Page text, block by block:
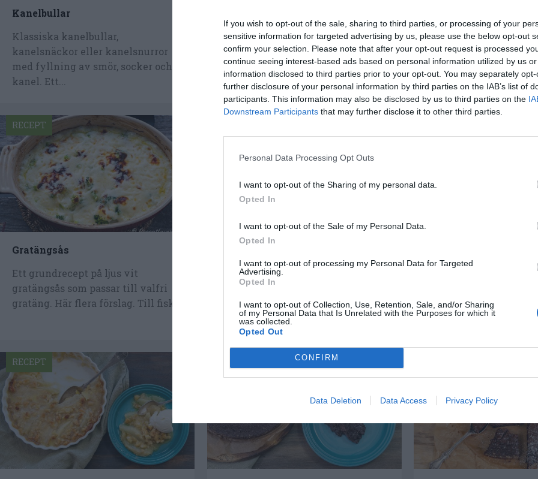
If you wish to opt-out of the sale, sharing to third parties, or processing of your
sensitive information for targeted advertising by us, please use the below opt-out
confirm your selection. Please note that after your opt-out request is processed
continue seeing interest-based ads based on personal information utilized by us
information disclosed to third parties prior to your opt-out. You may separately
further disclosure of your personal information by third parties on the IAB’s list of
participants. This information may also be disclosed by us to third parties on the
Downstream Participants that may further disclose it to other third parties.
Personal Data Processing Opt Outs
I want to opt-out of the Sharing of my personal data.
Opted In
I want to opt-out of the Sale of my Personal Data.
Opted In
I want to opt-out of processing my Personal Data for Targeted
Advertising.
Opted In
I want to opt-out of Collection, Use, Retention, Sale, and/or Sharing
of my Personal Data that Is Unrelated with the Purposes for which it
was collected.
Opted Out
CONFIRM
Data Deletion Data Access Privacy Policy
Kanelbullar
Klassiska kanelbullar,
kanelsnäckor eller kanelsnurror
med fyllning av smör, socker och
kanel. Ett...
Jättegoda muffins med kryddig
kardemumma och saftiga päron
som passar utmärkt ihop med
smaken av vanilj...
Lättbakta och
till stranden eller fikat.
vanliga muffins eller
som du...
Gratängsås
Ett grundrecept på ljus vit
gratängsås som passar till valfri
gratäng. Här flera förslag. Till fisk...
RECEPT
Stek bitar av zucchini, tillsätt
grädde samt smaksätt med vitlök,
timjan och parmesan så får du en
god...
Äppelkaka med
äppelpaj med äpplen i
täckt...
RECEPT